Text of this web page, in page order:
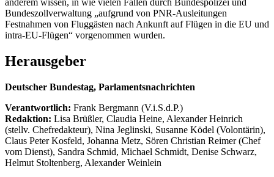
Bundeszollverwaltung „aufgrund von PNR-Ausleitungen
Festnahmen von Fluggästen nach Ankunft auf Flügen in die EU und
intra-EU-Flügen“ vorgenommen wurden.
Herausgeber
Deutscher Bundestag, Parlamentsnachrichten
Verantwortlich: Frank Bergmann (V.i.S.d.P.)
Redaktion: Lisa Brüßler, Claudia Heine, Alexander Heinrich
(stellv. Chefredakteur), Nina Jeglinski, Susanne Ködel (Volontärin),
Claus Peter Kosfeld, Johanna Metz, Sören Christian Reimer (Chef
vom Dienst), Sandra Schmid, Michael Schmidt, Denise Schwarz,
Helmut Stoltenberg, Alexander Weinlein